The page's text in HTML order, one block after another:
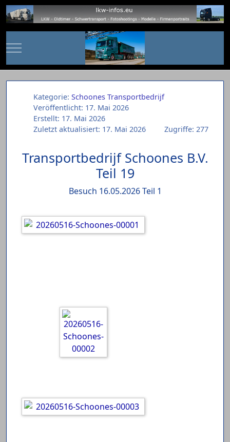
Mobile Menu Toggle
Kategorie: Schoones Transportbedrijf
Veröffentlicht: 17. Mai 2026
Erstellt: 17. Mai 2026
Zuletzt aktualisiert: 17. Mai 2026
Zugriffe: 277
Transportbedrijf Schoones B.V.
Teil 19
Besuch 16.05.2026 Teil 1